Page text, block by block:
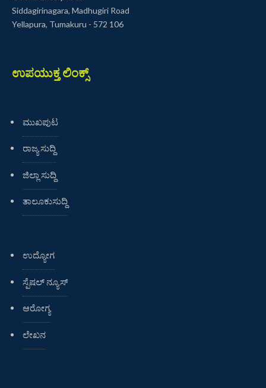
Siddagirinagara, Madhugiri Road
Yellapura, Tumakuru - 572 106
ಉಪಯುಕ್ತ ಲಿಂಕ್ಸ್
ಮುಖಪುಟ
ರಾಜ್ಯ ಸುದ್ದಿ
ಜಿಲ್ಲಾ ಸುದ್ದಿ
ತಾಲೂಕುಸುದ್ದಿ
ಉದ್ಯೋಗ
ಸ್ಪೆಷಲ್ ನ್ಯೂಸ್
ಆರೋಗ್ಯ
ಲೇಖನ